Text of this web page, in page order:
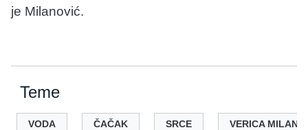
je Milanović.
Teme
VODA ČAČAK SRCE VERICA